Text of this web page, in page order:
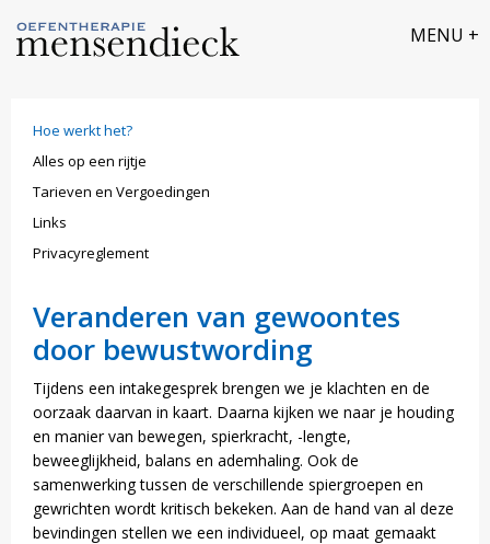
Hoe werkt het?
Alles op een rijtje
Tarieven en Vergoedingen
Links
Privacyreglement
​Veranderen van gewoontes
door bewustwording
Tijdens een intakegesprek brengen we je klachten en de
oorzaak daarvan in kaart. Daarna kijken we naar je houding
en manier van bewegen, spierkracht, -lengte,
beweeglijkheid, balans en ademhaling. Ook de
samenwerking tussen de verschillende spiergroepen en
gewrichten wordt kritisch bekeken. Aan de hand van al deze
bevindingen stellen we een individueel, op maat gemaakt